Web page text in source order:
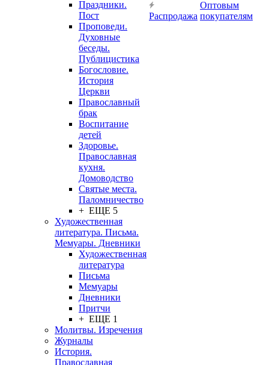
Праздники.
Пост
Проповеди.
Духовные
беседы.
Публицистика
Богословие.
История
Церкви
Православный
брак
Воспитание
детей
Здоровье.
Православная
кухня.
Домоводство
Святые места.
Паломничество
+ ЕЩЕ 5
Художественная
литература. Письма.
Мемуары. Дневники
Художественная
литература
Письма
Мемуары
Дневники
Притчи
+ ЕЩЕ 1
Молитвы. Изречения
Журналы
История.
Православная
Распродажа
Оптовым
покупателям